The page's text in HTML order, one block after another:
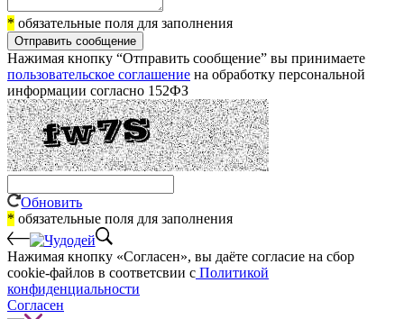
* обязательные поля для заполнения
Отправить сообщение
Нажимая кнопку “Отправить сообщение” вы принимаете
пользовательское соглашение на обработку персональной
информации согласно 152ФЗ
Обновить
* обязательные поля для заполнения
Нажимая кнопку «Согласен», вы даёте cогласие на сбор
cookie-файлов в соответсвии с Политикой
конфиденциальности
Согласен